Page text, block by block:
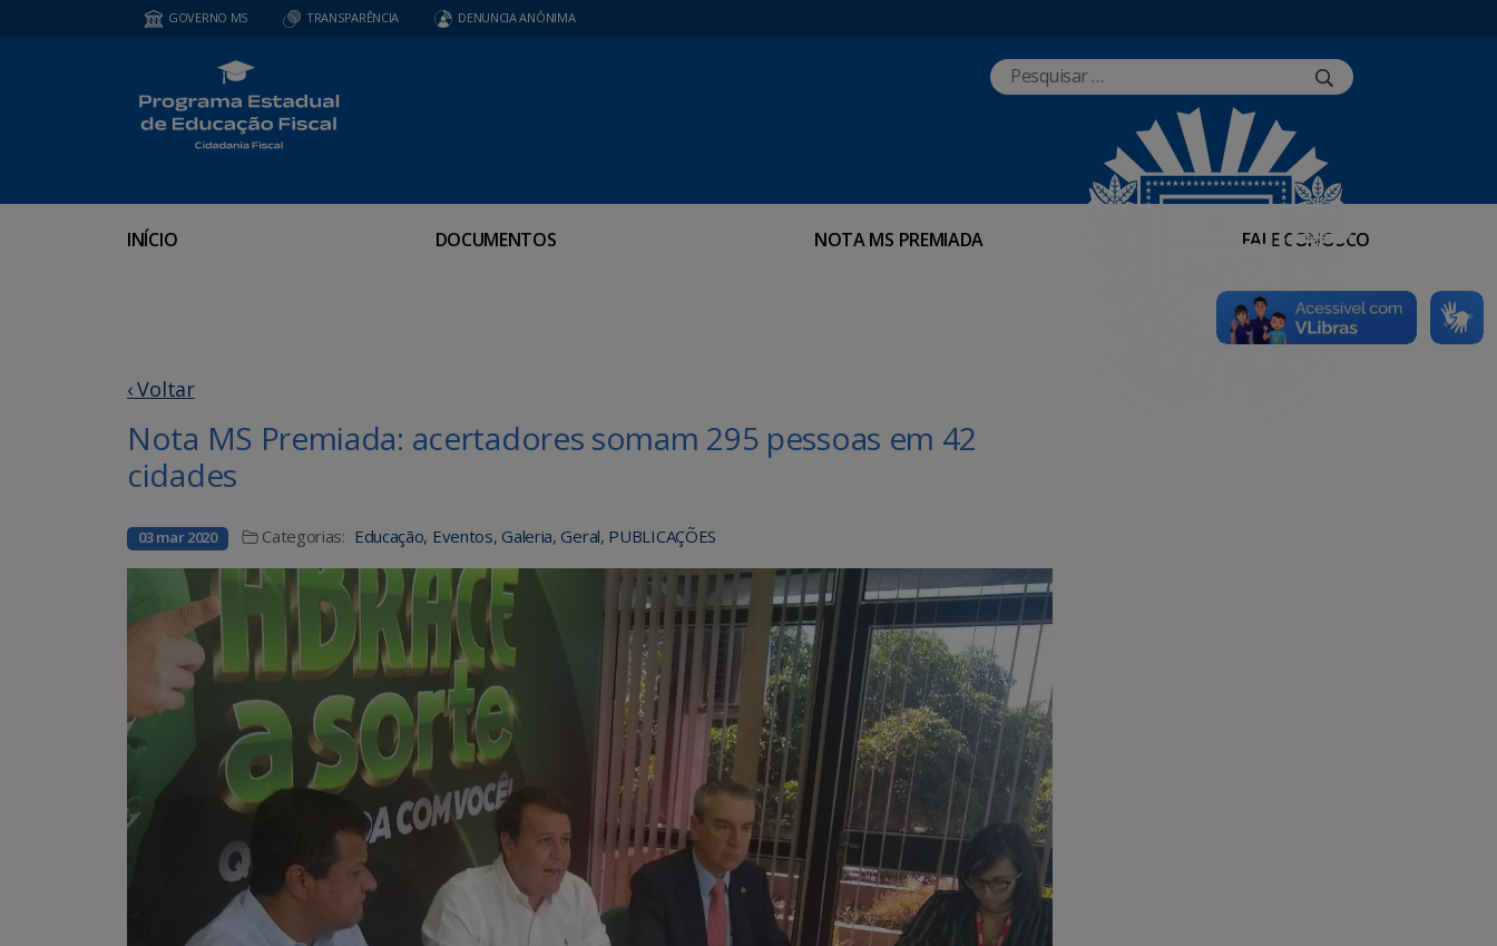
GOVERNO MS TRANSPARÊNCIA DENUNCIA ANÔNIMA
INÍCIO DOCUMENTOS NOTA MS PREMIADA FALE CONOSCO
‹ Voltar
Nota MS Premiada: acertadores somam 295 pessoas em 42
cidades
03 mar 2020 Categorias: Educação, Eventos, Galeria, Geral, PUBLICAÇÕES